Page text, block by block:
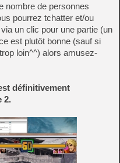
nombre de personnes
pourrez tchatter et/ou
un clic pour une partie (un
est plutôt bonne (sauf si
loin^^) alors amusez-
définitivement
2.